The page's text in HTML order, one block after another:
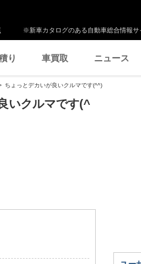
※新車カタログのある自動車総合情報サ
り 車買取 ニュース
ちょっとデカいが良いクルマです(^^)
いクルマです(^